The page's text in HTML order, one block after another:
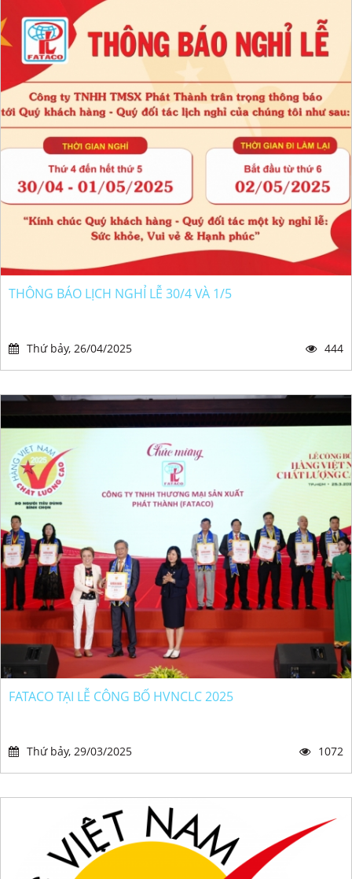
THÔNG BÁO LỊCH NGHỈ LỄ 30/4 VÀ 1/5
Thứ bảy, 26/04/2025 444
FATACO TẠI LỄ CÔNG BỐ HVNCLC 2025
Thứ bảy, 29/03/2025 1072